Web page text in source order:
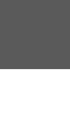
tussen
staat, met